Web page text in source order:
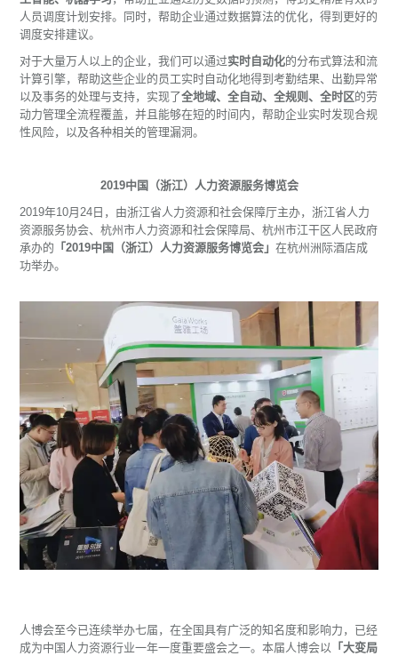
人员调度计划安排。同时，帮助企业通过数据算法的优化，得到更好的
调度安排建议。
对于大量万人以上的企业，我们可以通过实时自动化的分布式算法和流
计算引擎，帮助这些企业的员工实时自动化地得到考勤结果、出勤异常
以及事务的处理与支持，实现了全地域、全自动、全规则、全时区的劳
动力管理全流程覆盖，并且能够在短的时间内，帮助企业实时发现合规
性风险，以及各种相关的管理漏洞。
2019中国（浙江）人力资源服务博览会
2019年10月24日，由浙江省人力资源和社会保障厅主办，浙江省人力
资源服务协会、杭州市人力资源和社会保障局、杭州市江干区人民政府
承办的 「2019中国（浙江）人力资源服务博览会」在杭州洲际酒店成
功举办。
人博会至今已连续举办七届，在全国具有广泛的知名度和影响力，已经
成为中国人力资源行业一年一度重要盛会之一。本届人博会以 「大变局